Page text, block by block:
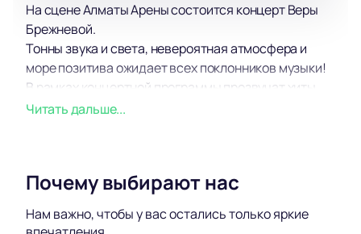
На сцене Алматы Арены состоится концерт Веры
Брежневой.
Тонны звука и света, невероятная атмосфера и
море позитива ожидает всех поклонников музыки!
В рамках концертной программы прозвучат хиты,
уже хорошо известные поклонникам, а также более
Зрителей традиционно ожидает море
еще возможность вживую услышать любимые хиты
Читать дальше...
Почему выбирают нас
Нам важно, чтобы у вас остались только яркие